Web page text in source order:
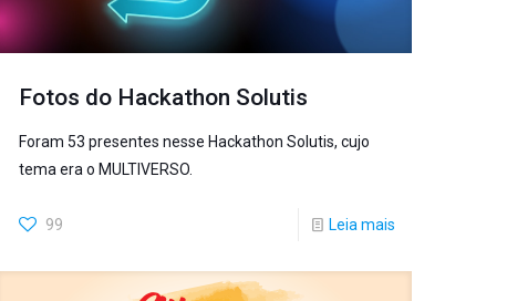
Fotos do Hackathon Solutis
Foram 53 presentes nesse Hackathon Solutis, cujo
tema era o MULTIVERSO.
99 Leia mais